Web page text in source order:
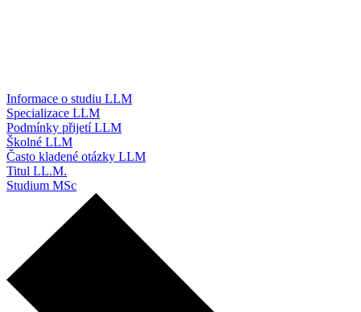
Informace o studiu LLM
Specializace LLM
Podmínky přijetí LLM
Školné LLM
Často kladené otázky LLM
Titul LL.M.
Studium MSc